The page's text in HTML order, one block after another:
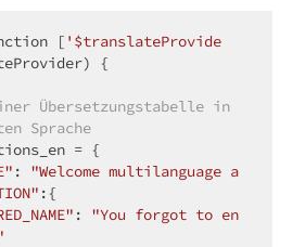
[ '$translateProvide
{
Übersetzungstabelle in
Sprache
= {
: "Welcome multilanguage a
:{
: "You forgot to en